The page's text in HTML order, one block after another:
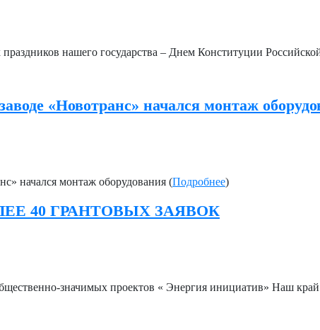
нашего государства – Днем Конституции
«Новотранс» начался монтаж
начался монтаж оборудования (Подробнее)
40 ГРАНТОВЫХ ЗАЯВОК
значимых проектов « Энергия инициатив» Наш